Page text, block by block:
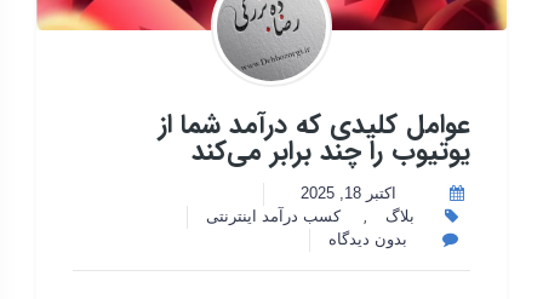
عوامل کلیدی که درآمد شما از
یوتیوب را چند برابر می‌کند
اکتبر 18, 2025
بلاگ
,
کسب درآمد اینترنتی
بدون دیدگاه